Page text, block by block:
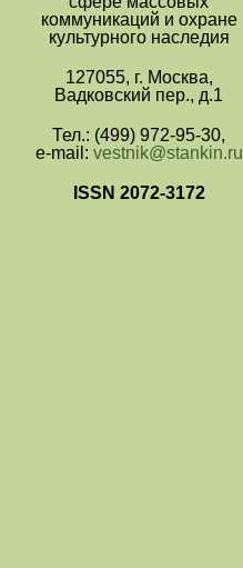
коммуникаций и охране
культурного наследия
127055, г. Москва,
Вадковский пер., д.1
Тел.: (499) 972-95-30,
e-mail: vestnik@stankin.ru
ISSN 2072-3172